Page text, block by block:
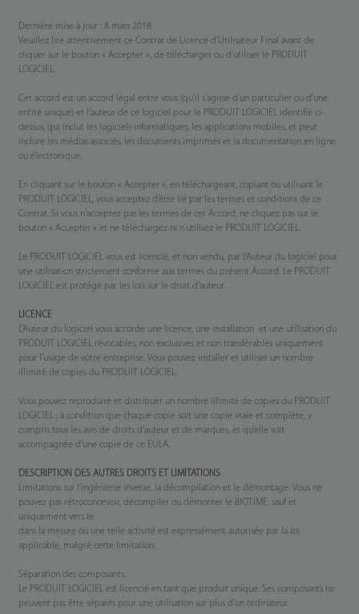
Dernière mise à jour : 8 mars 2018
Veuillez lire attentivement ce Contrat de Licence d’Utilisateur Final avant de
cliquer sur le bouton « Accepter », de télécharger ou d’utiliser le PRODUIT
LOGICIEL.
Cet accord est un accord légal entre vous (qu’il s’agisse d’un particulier ou d’une
entité unique) et l’auteur de ce logiciel pour le PRODUIT LOGICIEL identifié ci-
dessus, qui inclut les logiciels informatiques, les applications mobiles, et peut
inclure les médias associés, les documents imprimés et la documentation en ligne
ou électronique.
En cliquant sur le bouton « Accepter », en téléchargeant, copiant ou utilisant le
PRODUIT LOGICIEL, vous acceptez d’être lié par les termes et conditions de ce
Contrat. Si vous n’acceptez pas les termes de cet Accord, ne cliquez pas sur le
bouton « Accepter » et ne téléchargez ni n’utilisez le PRODUIT LOGICIEL.
Le PRODUIT LOGICIEL vous est licencié, et non vendu, par l’Auteur du logiciel pour
une utilisation strictement conforme aux termes du présent Accord. Le PRODUIT
LOGICIEL est protégé par les lois sur le droit d’auteur.
LICENCE
L’Auteur du logiciel vous accorde une licence, une installation et une utilisation du
PRODUIT LOGICIEL révocables, non exclusives et non transférables uniquement
pour l’usage de votre entreprise. Vous pouvez installer et utiliser un nombre
illimité de copies du PRODUIT LOGICIEL.
Vous pouvez reproduire et distribuer un nombre illimité de copies du PRODUIT
LOGICIEL ; à condition que chaque copie soit une copie vraie et complète, y
compris tous les avis de droits d’auteur et de marques, et qu’elle soit
accompagnée d’une copie de ce EULA.
DESCRIPTION DES AUTRES DROITS ET LIMITATIONS
Limitations sur l’ingénierie inverse, la décompilation et le démontage. Vous ne
pouvez pas rétroconcevoir, décompiler ou démonter le BIOTIME, sauf et
uniquement vers le
dans la mesure où une telle activité est expressément autorisée par la loi
applicable, malgré cette limitation.
Séparation des composants.
Le PRODUIT LOGICIEL est licencié en tant que produit unique. Ses composants ne
peuvent pas être séparés pour une utilisation sur plus d’un ordinateur.